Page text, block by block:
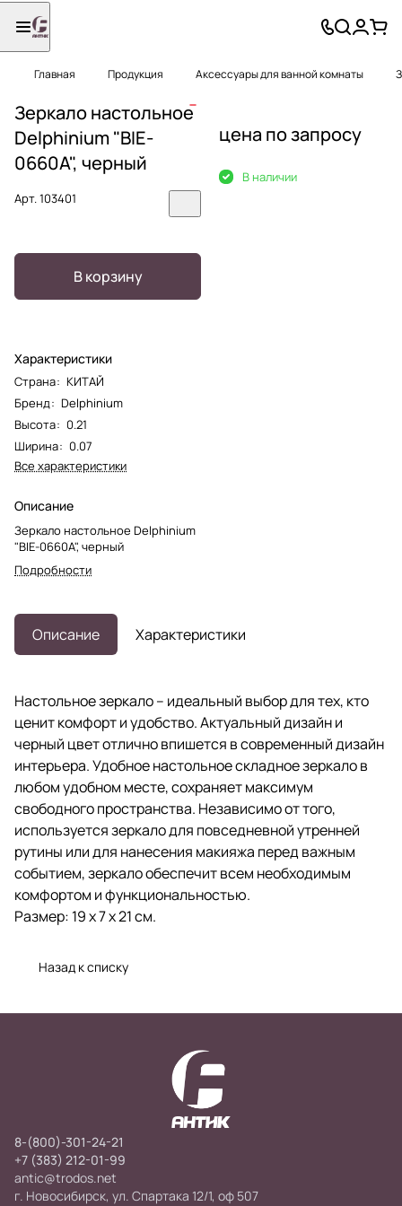
Главная Продукция Аксессуары для ванной комнаты
Зеркало настольное
Delphinium "BIE-
0660А", черный
Арт.103401
В корзину
Характеристики
Страна: КИТАЙ
Бренд: Delphinium
Высота: 0.21
Ширина: 0.07
Все характеристики
Описание
Зеркало настольное Delphinium
"BIE-0660А", черный
Подробности
цена по запросу
В наличии
Описание Характеристики
Настольное зеркало – идеальный выбор для тех, кто
ценит комфорт и удобство. Актуальный дизайн и
черный цвет отлично впишется в современный дизайн
интерьера. Удобное настольное складное зеркало в
любом удобном месте, сохраняет максимум
свободного пространства. Независимо от того,
используется зеркало для повседневной утренней
рутины или для нанесения макияжа перед важным
событием, зеркало обеспечит всем необходимым
комфортом и функциональностью.
Размер: 19 х 7 х 21 см.
Назад к списку
8-(800)-301-24-21
+7 (383) 212-01-99
antic@trodos.net
г. Новосибирск, ул. Спартака 12/1, оф 507